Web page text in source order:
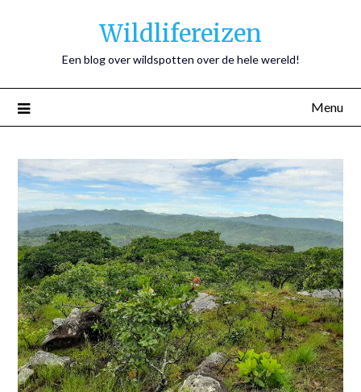
Wildlifereizen
Een blog over wildspotten over de hele wereld!
Menu